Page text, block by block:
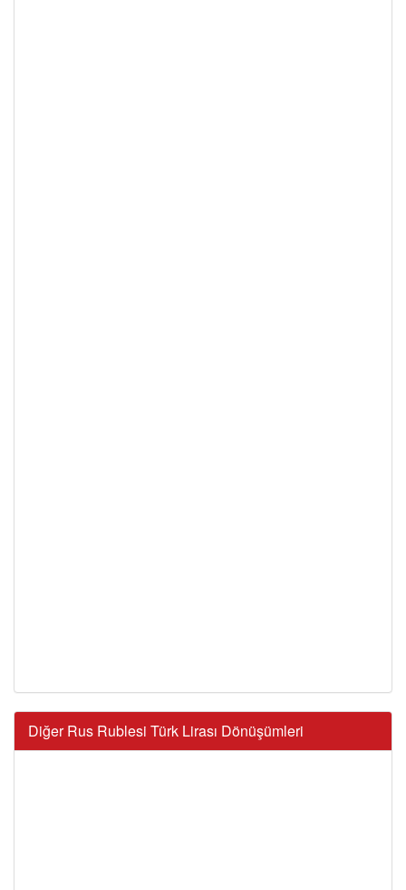
Diğer Rus Rublesi Türk Lirası Dönüşümleri